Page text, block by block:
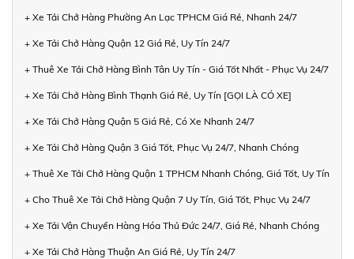
+ Xe Tải Chở Hàng Phường An Lạc TPHCM Giá Rẻ, Nhanh 24/7
+ Xe Tải Chở Hàng Quận 12 Giá Rẻ, Uy Tín 24/7
+ Thuê Xe Tải Chở Hàng Bình Tân Uy Tín - Giá Tốt Nhất - Phục Vụ 24/7
+ Xe Tải Chở Hàng Bình Thạnh Giá Rẻ, Uy Tín [GỌI LÀ CÓ XE]
+ Xe Tải Chở Hàng Quận 5 Giá Rẻ, Có Xe Nhanh 24/7
+ Xe Tải Chở Hàng Quận 3 Giá Tốt, Phục Vụ 24/7, Nhanh Chóng
+ Thuê Xe Tải Chở Hàng Quận 1 TPHCM Nhanh Chóng, Giá Tốt, Uy Tín
+ Cho Thuê Xe Tải Chở Hàng Quận 7 Uy Tín, Giá Tốt, Phục Vụ 24/7
+ Xe Tải Vận Chuyển Hàng Hóa Thủ Đức 24/7, Giá Rẻ, Nhanh Chóng
+ Xe Tải Chở Hàng Thuận An Giá Rẻ, Uy Tín 24/7